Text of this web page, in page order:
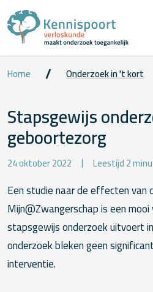
Home Onderzoek in 't kort
Stapsgewijs
geboortezorg
24 oktober 2022 Leestijd 2
Een studie naar de effecten van
Mijn@Zwangerschap is een
stapsgewijs onderzoek uitvoert
onderzoek bleken geen
interventie.